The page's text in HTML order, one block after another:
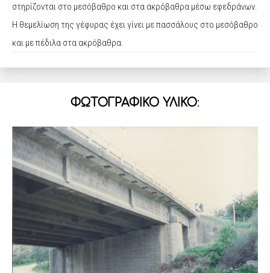
στηρίζονται στο μεσόβαθρο και στα ακρόβαθρα μέσω εφεδράνων.
Η θεμελίωση της γέφυρας έχει γίνει με πασσάλους στο μεσόβαθρο
και με πέδιλα στα ακρόβαθρα.
ΦΩΤΟΓΡΑΦΙΚΟ ΥΛΙΚΟ: